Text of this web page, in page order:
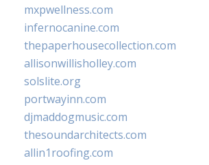
mxpwellness.com
infernocanine.com
thepaperhousecollection.com
allisonwillisholley.com
solslite.org
portwayinn.com
djmaddogmusic.com
thesoundarchitects.com
allin1roofing.com